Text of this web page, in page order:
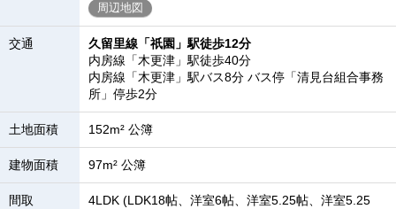
周辺地図
交通
久留里線「祇園」駅徒歩12分
内房線「木更津」駅徒歩40分
内房線「木更津」駅バス8分 バス停「清見台組合事務
所」停歩2分
土地面積 152m² 公簿
建物面積 97m² 公簿
間取
4LDK (LDK18帖、洋室6帖、洋室5.25帖、洋室5.25